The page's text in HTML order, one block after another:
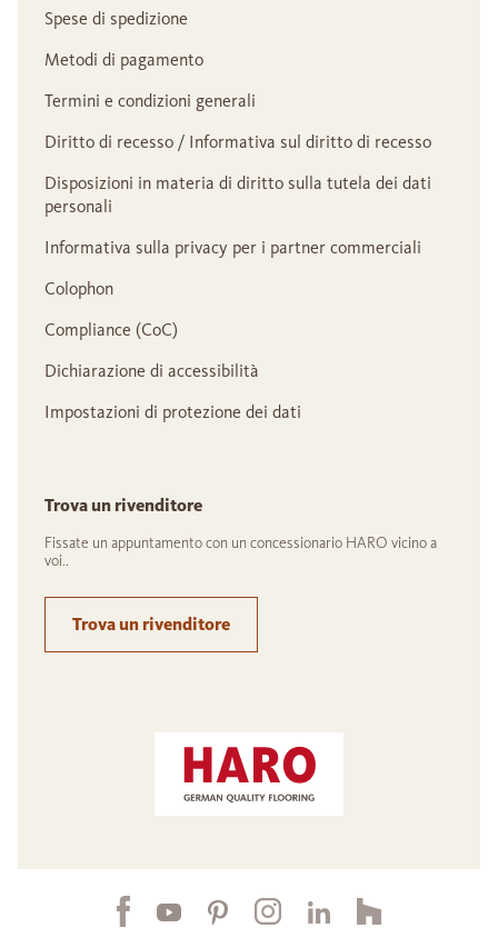
Spese di spedizione
Metodi di pagamento
Termini e condizioni generali
Diritto di recesso / Informativa sul diritto di recesso
Disposizioni in materia di diritto sulla tutela dei dati
personali
Informativa sulla privacy per i partner commerciali
Colophon
Compliance (CoC)
Dichiarazione di accessibilità
Impostazioni di protezione dei dati
Trova un rivenditore
Fissate un appuntamento con un concessionario HARO vicino a
voi..
Trova un rivenditore